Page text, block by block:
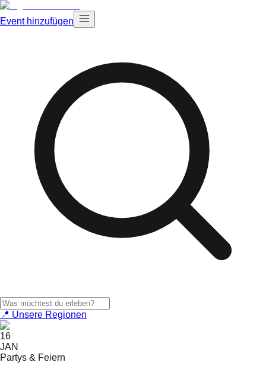
Event hinzufügen
📍 Unsere Regionen
16
JAN
Partys & Feiern